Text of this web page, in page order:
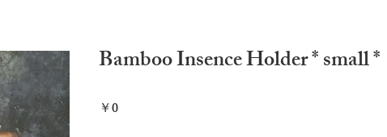
Bamboo Insence Holder * small *
￥0Price